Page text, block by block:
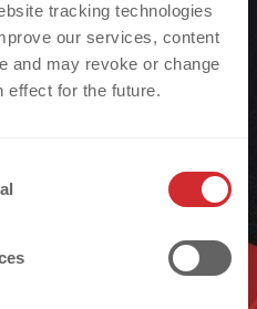
tracking technologies
our services, content
and may revoke or change
effect for the future.
natürliche Anti-
ohne zusätzlichen